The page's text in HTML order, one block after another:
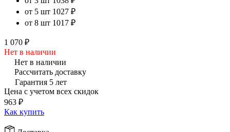
от 5 шт 1027 ₽
от 8 шт 1017 ₽
1 070 ₽
Нет в наличии
Нет в наличии
Рассчитать доставку
Гарантия 5 лет
Цена с учетом всех скидок
963 ₽
Как купить